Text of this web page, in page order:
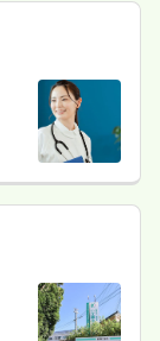
一時募集休止